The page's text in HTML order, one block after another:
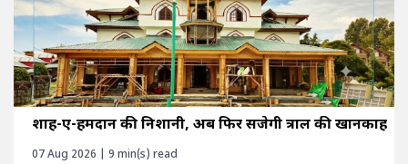
शाह-ए-हमदान की निशानी, अब फिर सजेगी त्राल की खानकाह
07 Aug 2026 | 9 min(s) read